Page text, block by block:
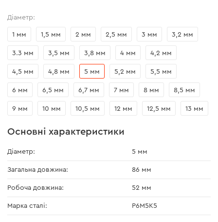
Діаметр:
1 мм 1,5 мм 2 мм 2,5 мм 3 мм 3,2 мм
3.3 мм 3,5 мм 3,8 мм 4 мм 4,2 мм
4,5 мм 4,8 мм 5 мм 5,2 мм 5,5 мм
6 мм 6,5 мм 6,7 мм 7 мм 8 мм 8,5 мм
9 мм 10 мм 10,5 мм 12 мм 12,5 мм 13 мм
Основні характеристики
Діаметр: 5 мм
Загальна довжина: 86 мм
Робоча довжина: 52 мм
Марка сталі: P6M5K5